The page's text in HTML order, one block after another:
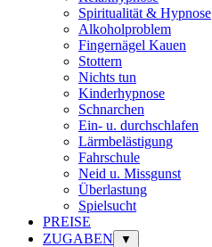
Spiritualität & Hypnose
Alkoholproblem
Fingernägel Kauen
Stottern
Nichts tun
Kinderhypnose
Schnarchen
Ein- u. durchschlafen
Lärmbelästigung
Fahrschule
Neid u. Missgunst
Überlastung
Spielsucht
PREISE
ZUGABEN
▼